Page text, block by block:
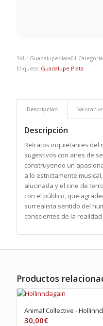
SKU: Guadalupeplata01
Etiqueta: Guadalupe Plata
Descripción
Descripción
Retratos inquietantes del
sugestivos con aires de
construyendo un
a lo estrictamente
alucinada y el cine de
con el público, que
surrealista sentido del
conscientes de la
Productos
Animal Collective ‎-
30,00€